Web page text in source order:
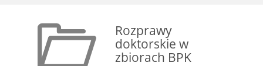
Rozprawy
doktorskie w
zbiorach BPK